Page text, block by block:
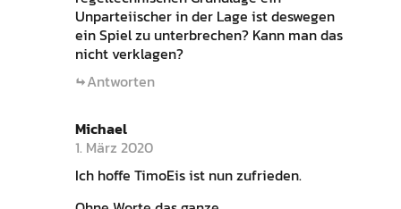
Unparteiischer in der Lage ist deswegen
ein Spiel zu unterbrechen? Kann man das
nicht verklagen?
Antworten
Michael
1. März 2020
Ich hoffe TimoEis ist nun zufrieden.